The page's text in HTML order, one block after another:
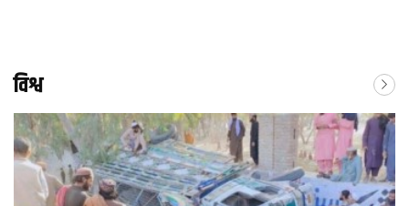
विश्व